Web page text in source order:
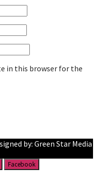
in this browser for the
by: Green Star Media
Facebook